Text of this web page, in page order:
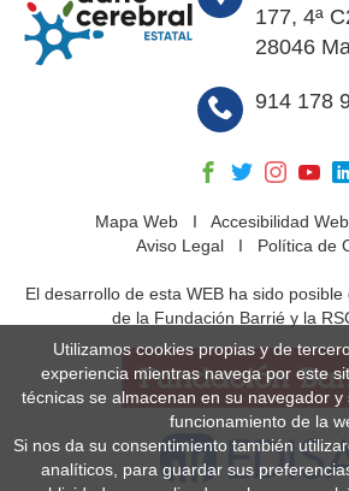
177, 4ª
28046
914 178
Mapa WebI Accesibilidad Web
Aviso Legal I Política de
El desarrollo de esta WEB ha sido
de la Fundación Barrié y la
Utilizamos cookies propias y de
experiencia mientras navega por este
técnicas se almacenan en su navegador
funcionamiento de la
Si nos da su consentimiento también
analíticos, para guardar sus